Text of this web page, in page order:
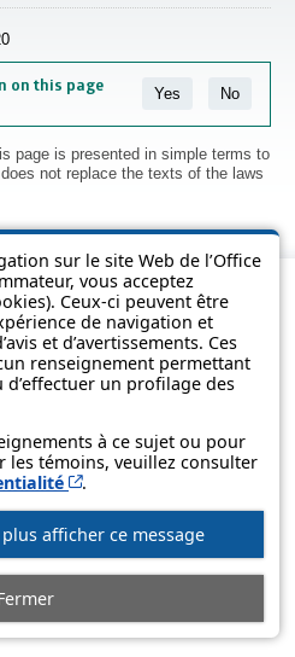
sur le site Web de l’Office
vous acceptez
Ceux-ci peuvent être
de navigation et
et d’avertissements. Ces
renseignement permettant
un profilage des
à ce sujet ou pour
les témoins, veuillez consulter
Cet hyperlien s’ouvrira
.
afficher ce message
on this page
Yes No
page is presented in simple terms to
not replace the texts of the laws
Québec, 2013-2025